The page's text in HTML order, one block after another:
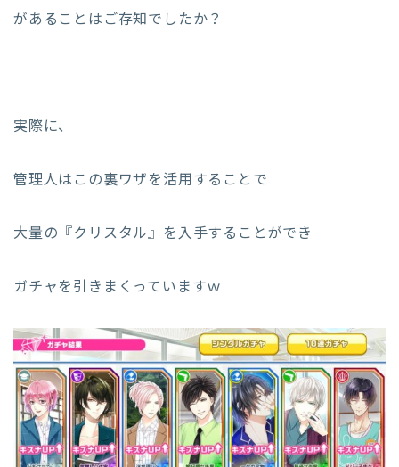
があることはご存知でしたか？
実際に、
管理人はこの裏ワザを活用することで
大量の『クリスタル』を入手することができ
ガチャを引きまくっていますｗ